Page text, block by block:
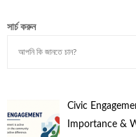
সার্চ করুন
Civic
Importance &